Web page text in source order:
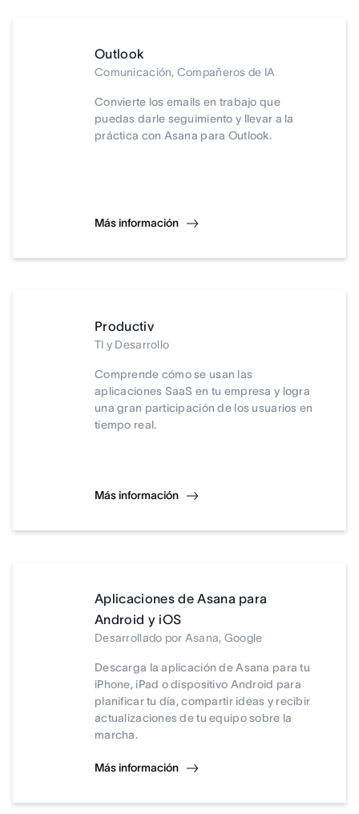
Outlook
Comunicación, Compañeros de IA
Convierte los emails en trabajo que
puedas darle seguimiento y llevar a la
práctica con Asana para Outlook.
Más información
Productiv
TI y Desarrollo
Comprende cómo se usan las
aplicaciones SaaS en tu empresa y logra
una gran participación de los usuarios en
tiempo real.
Más información
Aplicaciones de Asana para
Android y iOS
Desarrollado por Asana, Google
Descarga la aplicación de Asana para tu
iPhone, iPad o dispositivo Android para
planificar tu día, compartir ideas y recibir
actualizaciones de tu equipo sobre la
marcha.
Más información